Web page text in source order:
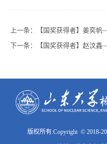
上一条：
【国奖获得者】姜奕
下一条：
【国奖获得者】赵汶
版权所有:Copyright © 2018-